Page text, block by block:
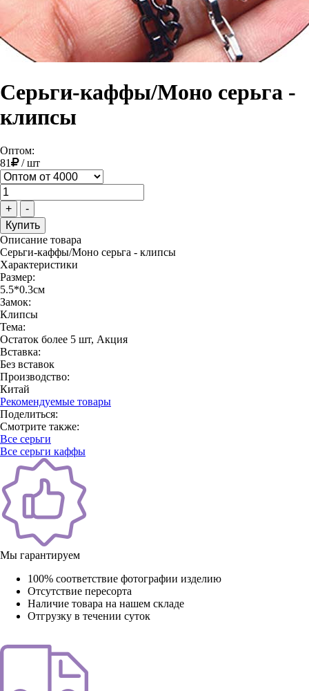
Серьги-каффы/Моно серьга -
клипсы
Оптом:
81
/шт
+ -
Описание товара
Серьги-каффы/Моно серьга - клипсы
Характеристики
Размер:
5.5*0.3см
Замок:
Клипсы
Тема:
Остаток более 5 шт, Акция
Вставка:
Без вставок
Производство:
Китай
Рекомендуемые товары
Поделиться:
Смотрите также:
Все серьги
Все серьги каффы
Мы гарантируем
100% соответствие фотографии изделию
Отсутствие пересорта
Наличие товара на нашем складе
Отгрузку в течении суток